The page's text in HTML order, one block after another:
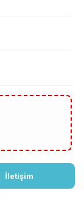
İletişim